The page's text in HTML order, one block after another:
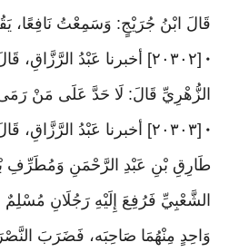
قَالَ ابْنُ جُرَيْجٍ: وَسَمِعْتُ نَافِعًا،
•
[٢٠٣٠٢] أخبرنا عَبْدُ
الزُّهْرِيِّ قَالَ: لَا حَدَّ عَلَى مَنْ رَمَى
•
[٢٠٣٠٣] أخبرنا عَبْدُ
طَارِقِ بْنِ عَبْدِ الرَّحْمَنِ وَمُطَرِّفِ
الشَّعْبِيِّ فَرُفِعَ إِلَيْهِ رَجُلَانِ
وَاحِدٍ مِنْهُمَا صَاحِبَه، فَضَرَبَ